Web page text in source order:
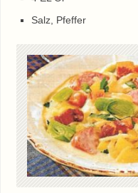
Salz, Pfeffer